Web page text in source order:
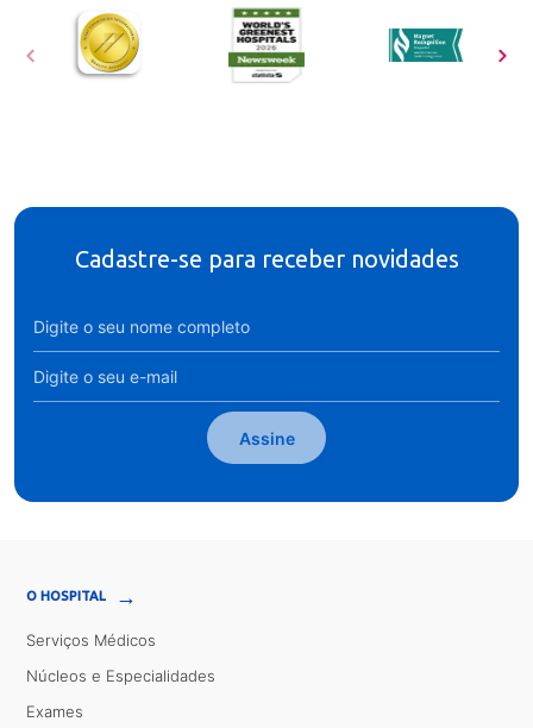
Cadastre-se para receber novidades
Assine
O HOSPITAL →
Serviços Médicos
Núcleos e Especialidades
Exames